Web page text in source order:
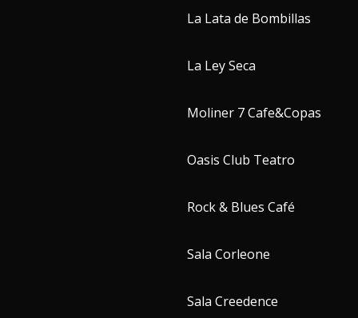
La Lata de Bombillas
La Ley Seca
Moliner 7 Cafe&Copas
Oasis Club Teatro
Rock & Blues Café
Sala Corleone
Sala Creedence